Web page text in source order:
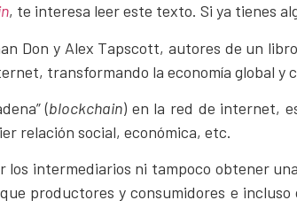
, te interesa leer este texto. Si ya tienes
Don y Alex Tapscott, autores de un
transformando la economía global y
(blockchain) en la red de internet,
relación social, económica, etc.
intermediarios ni tampoco obtener
productores y consumidores e